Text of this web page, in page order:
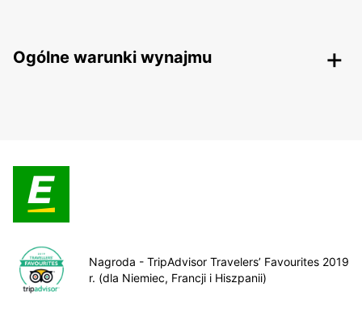
Ogólne warunki wynajmu
Nagroda - TripAdvisor Travelers’ Favourites 2019
r. (dla Niemiec, Francji i Hiszpanii)